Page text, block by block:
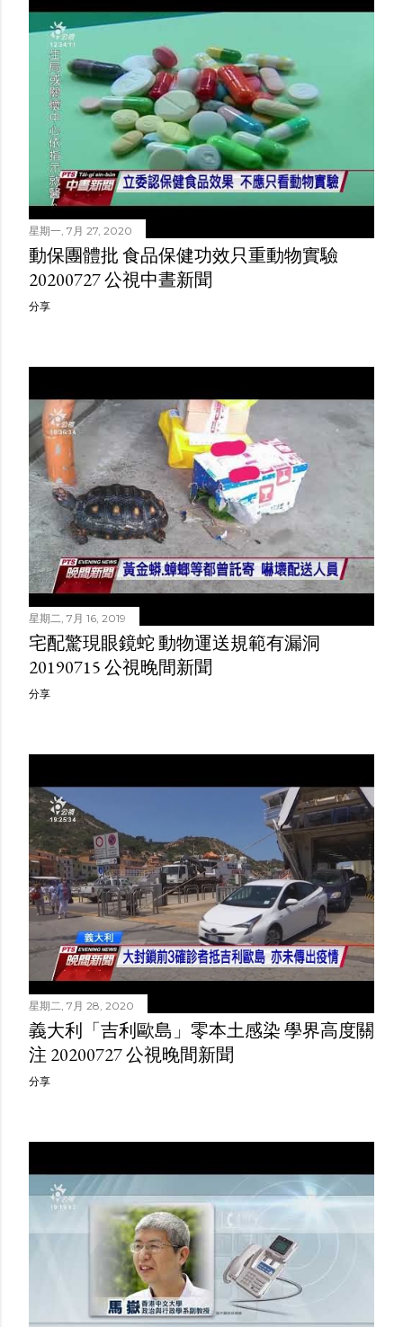
星期一, 7月 27, 2020
動保團體批 食品保健功效只重動物實驗
20200727 公視中晝新聞
分享
星期二, 7月 16, 2019
宅配驚現眼鏡蛇 動物運送規範有漏洞
20190715 公視晚間新聞
分享
星期二, 7月 28, 2020
義大利「吉利歐島」零本土感染 學界高度關
注 20200727 公視晚間新聞
分享